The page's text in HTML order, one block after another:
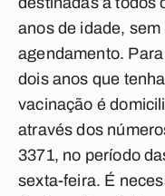
anos de idade,
agendamento.
dois anos que
vacinação é
através dos
3371, no período
sexta-feira. É